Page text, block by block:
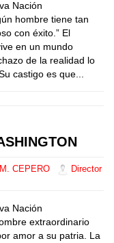
Nación
hombre tiene tan
con éxito.” El
en un mundo
de la realidad lo
castigo es que...
CEPERO
Director
Nación
extraordinario
amor a su patria. La